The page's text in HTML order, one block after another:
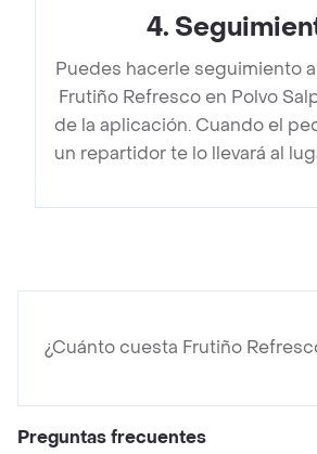
4.
Puedes hacerle seguimiento
Frutiño Refresco en Polvo
de la aplicación. Cuando el
un repartidor te lo llevará al
¿Cuánto cuesta Frutiño
Preguntas frecuentes